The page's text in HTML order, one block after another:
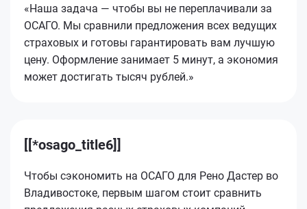
«Наша задача — чтобы вы не переплачивали за
ОСАГО. Мы сравнили предложения всех ведущих
страховых и готовы гарантировать вам лучшую
цену. Оформление занимает 5 минут, а экономия
может достигать тысяч рублей.»
[[*osago_title6]]
Чтобы сэкономить на ОСАГО для Рено Дастер во
Владивостоке, первым шагом стоит сравнить